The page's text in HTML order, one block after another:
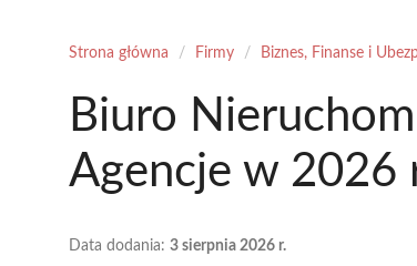
Strona główna / Firmy / Biznes, Finanse i
Biuro
Agencje w 2026
Data dodania: 3 sierpnia 2026 r.